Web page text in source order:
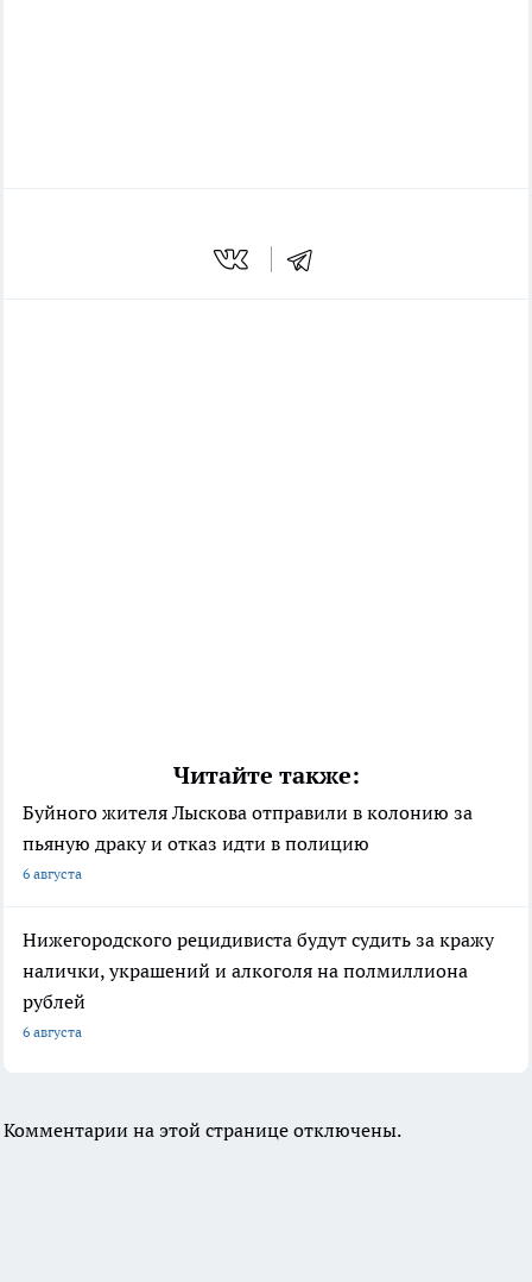
Читайте также:
Буйного жителя Лыскова отправили в колонию за
пьяную драку и отказ идти в полицию
6 августа
Нижегородского рецидивиста будут судить за кражу
налички, украшений и алкоголя на полмиллиона
рублей
6 августа
Комментарии на этой странице отключены.